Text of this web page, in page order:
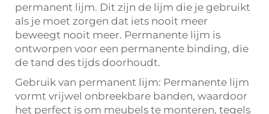
permanent lijm. Dit zijn de lijm die je gebruikt
als je moet zorgen dat iets nooit meer
beweegt nooit meer. Permanente lijm is
ontworpen voor een permanente binding, die
de tand des tijds doorhoudt.
Gebruik van permanent lijm: Permanente lijm
vormt vrijwel onbreekbare banden, waardoor
het perfect is om meubels te monteren, tegels